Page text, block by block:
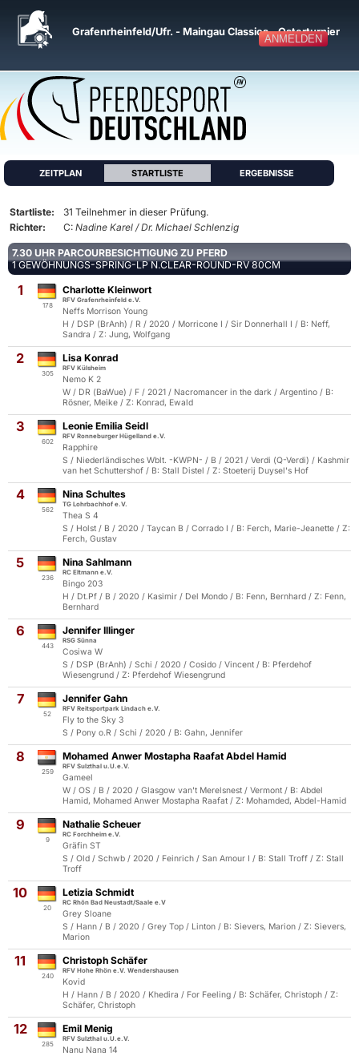
ANMELDEN
Grafenrheinfeld/Ufr. - Maingau Classics - Osterturnier
ZEITPLAN STARTLISTE ERGEBNISSE
Startliste:
31 Teilnehmer in dieser Prüfung.
Richter:
C: Nadine Karel / Dr. Michael Schlenzig
7.30 UHR PARCOURBESICHTIGUNG ZU PFERD
1 GEWÖHNUNGS-SPRING-LP N.CLEAR-ROUND-RV 80CM
1
178
Charlotte Kleinwort
RFV Grafenrheinfeld e.V.
Neffs Morrison Young
H / DSP (BrAnh) / R / 2020 / Morricone I / Sir Donnerhall I / B: Neff,
Sandra / Z: Jung, Wolfgang
2
305
Lisa Konrad
RFV Külsheim
Nemo K 2
W / DR (BaWue) / F / 2021 / Nacromancer in the dark / Argentino / B:
Rösner, Meike / Z: Konrad, Ewald
3
602
Leonie Emilia Seidl
RFV Ronneburger Hügelland e.V.
Rapphire
S / Niederländisches Wblt. -KWPN- / B / 2021 / Verdi (Q-Verdi) / Kashmir
van het Schuttershof / B: Stall Distel / Z: Stoeterij Duysel's Hof
4
562
Nina Schultes
TG Lohrbachhof e.V.
Thea S 4
S / Holst / B / 2020 / Taycan B / Corrado I / B: Ferch, Marie-Jeanette / Z:
Ferch, Gustav
5
236
Nina Sahlmann
RC Eltmann e.V.
Bingo 203
H / Dt.Pf / B / 2020 / Kasimir / Del Mondo / B: Fenn, Bernhard / Z: Fenn,
Bernhard
6
443
Jennifer Illinger
RSG Sünna
Cosiwa W
S / DSP (BrAnh) / Schi / 2020 / Cosido / Vincent / B: Pferdehof
Wiesengrund / Z: Pferdehof Wiesengrund
7
52
Jennifer Gahn
RFV Reitsportpark Lindach e.V.
Fly to the Sky 3
S / Pony o.R / Schi / 2020 / B: Gahn, Jennifer
8
259
Mohamed Anwer Mostapha Raafat Abdel Hamid
RFV Sulzthal u.U.e.V.
Gameel
W / OS / B / 2020 / Glasgow van't Merelsnest / Vermont / B: Abdel
Hamid, Mohamed Anwer Mostapha Raafat / Z: Mohamded, Abdel-Hamid
9
9
Nathalie Scheuer
RC Forchheim e.V.
Gräfin ST
S / Old / Schwb / 2020 / Feinrich / San Amour I / B: Stall Troff / Z: Stall
Troff
10
20
Letizia Schmidt
RC Rhön Bad Neustadt/Saale e.V
Grey Sloane
S / Hann / B / 2020 / Grey Top / Linton / B: Sievers, Marion / Z: Sievers,
Marion
11
240
Christoph Schäfer
RFV Hohe Rhön e.V. Wendershausen
Kovid
H / Hann / B / 2020 / Khedira / For Feeling / B: Schäfer, Christoph / Z:
Schäfer, Christoph
12
285
Emil Menig
RFV Sulzthal u.U.e.V.
Nanu Nana 14